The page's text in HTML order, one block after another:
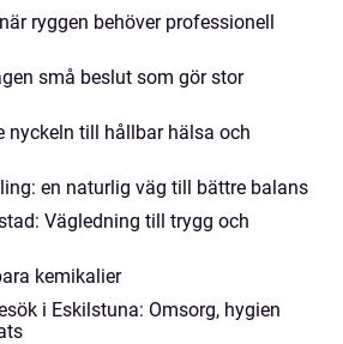
ryggen behöver professionell
små beslut som gör stor
nyckeln till hållbar hälsa och
en naturlig väg till bättre balans
Vägledning till trygg och
kemikalier
i Eskilstuna: Omsorg, hygien